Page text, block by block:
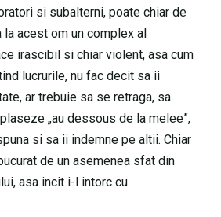
si subalterni, poate chiar de
la acest om un complex al
irascibil si chiar violent, asa cum
lucrurile, nu fac decit sa ii
ar trebuie sa se retraga, sa
„au dessous de la melee”,
si sa ii indemne pe altii. Chiar
de un asemenea sfat din
asa incit i-l intorc cu